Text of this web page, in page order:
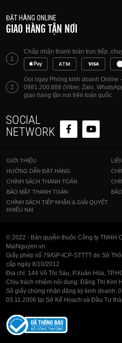
ĐẶT HÀNG ONLINE
GIAO HÀNG TẬN NƠI
1
Chấp nhận thanh toán trực tiếp,
2
Gọi ngay Phòng kinh doanh Online
0981.200.888 (Viber, Zalo,
giao hàng tận nơi trên toàn quốc.
SOCIAL
NETWORK
GIỚI THIỆU
HƯỚNG DẪN ĐẶT HÀNG
CHÍNH SÁCH THANH TOÁN
BẢO MẬT THANH TOÁN
CHÍNH SÁCH TIẾP NHẬN & GIẢI QUYẾT
KHIẾU NẠI
© 2022 - Bản quyền thuộc Công ty TNHH
MaiNguyen.vn
Giấy phép số 79/GP-ICP-STTTT do Sở
cấp ngày 8/10/2012
Địa chỉ: 144 Võ Thị Sáu, P.Xuân Hòa,
Chịu trách nhiệm nội dung: Đặng Thị Kim
Số giấy chứng nhận đăng ký kinh doanh:
03.11.2006 tại Sở Kế Hoạch và Đầu Tư